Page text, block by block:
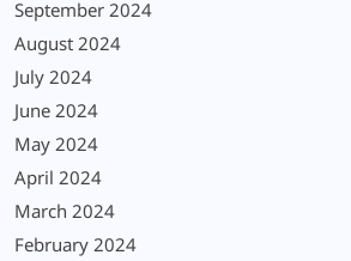
September 2024
August 2024
July 2024
June 2024
May 2024
April 2024
March 2024
February 2024